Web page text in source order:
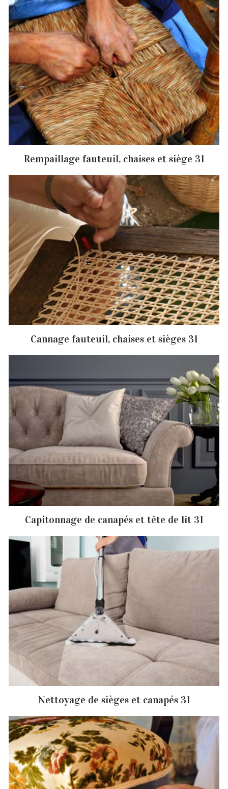
Rempaillage fauteuil, chaises et siège 31
Cannage fauteuil, chaises et sièges 31
Capitonnage de canapés et tête de lit 31
Nettoyage de sièges et canapés 31